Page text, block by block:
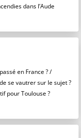
dans l’Aude
en France ? /
se vautrer sur le sujet ?
pour Toulouse ?